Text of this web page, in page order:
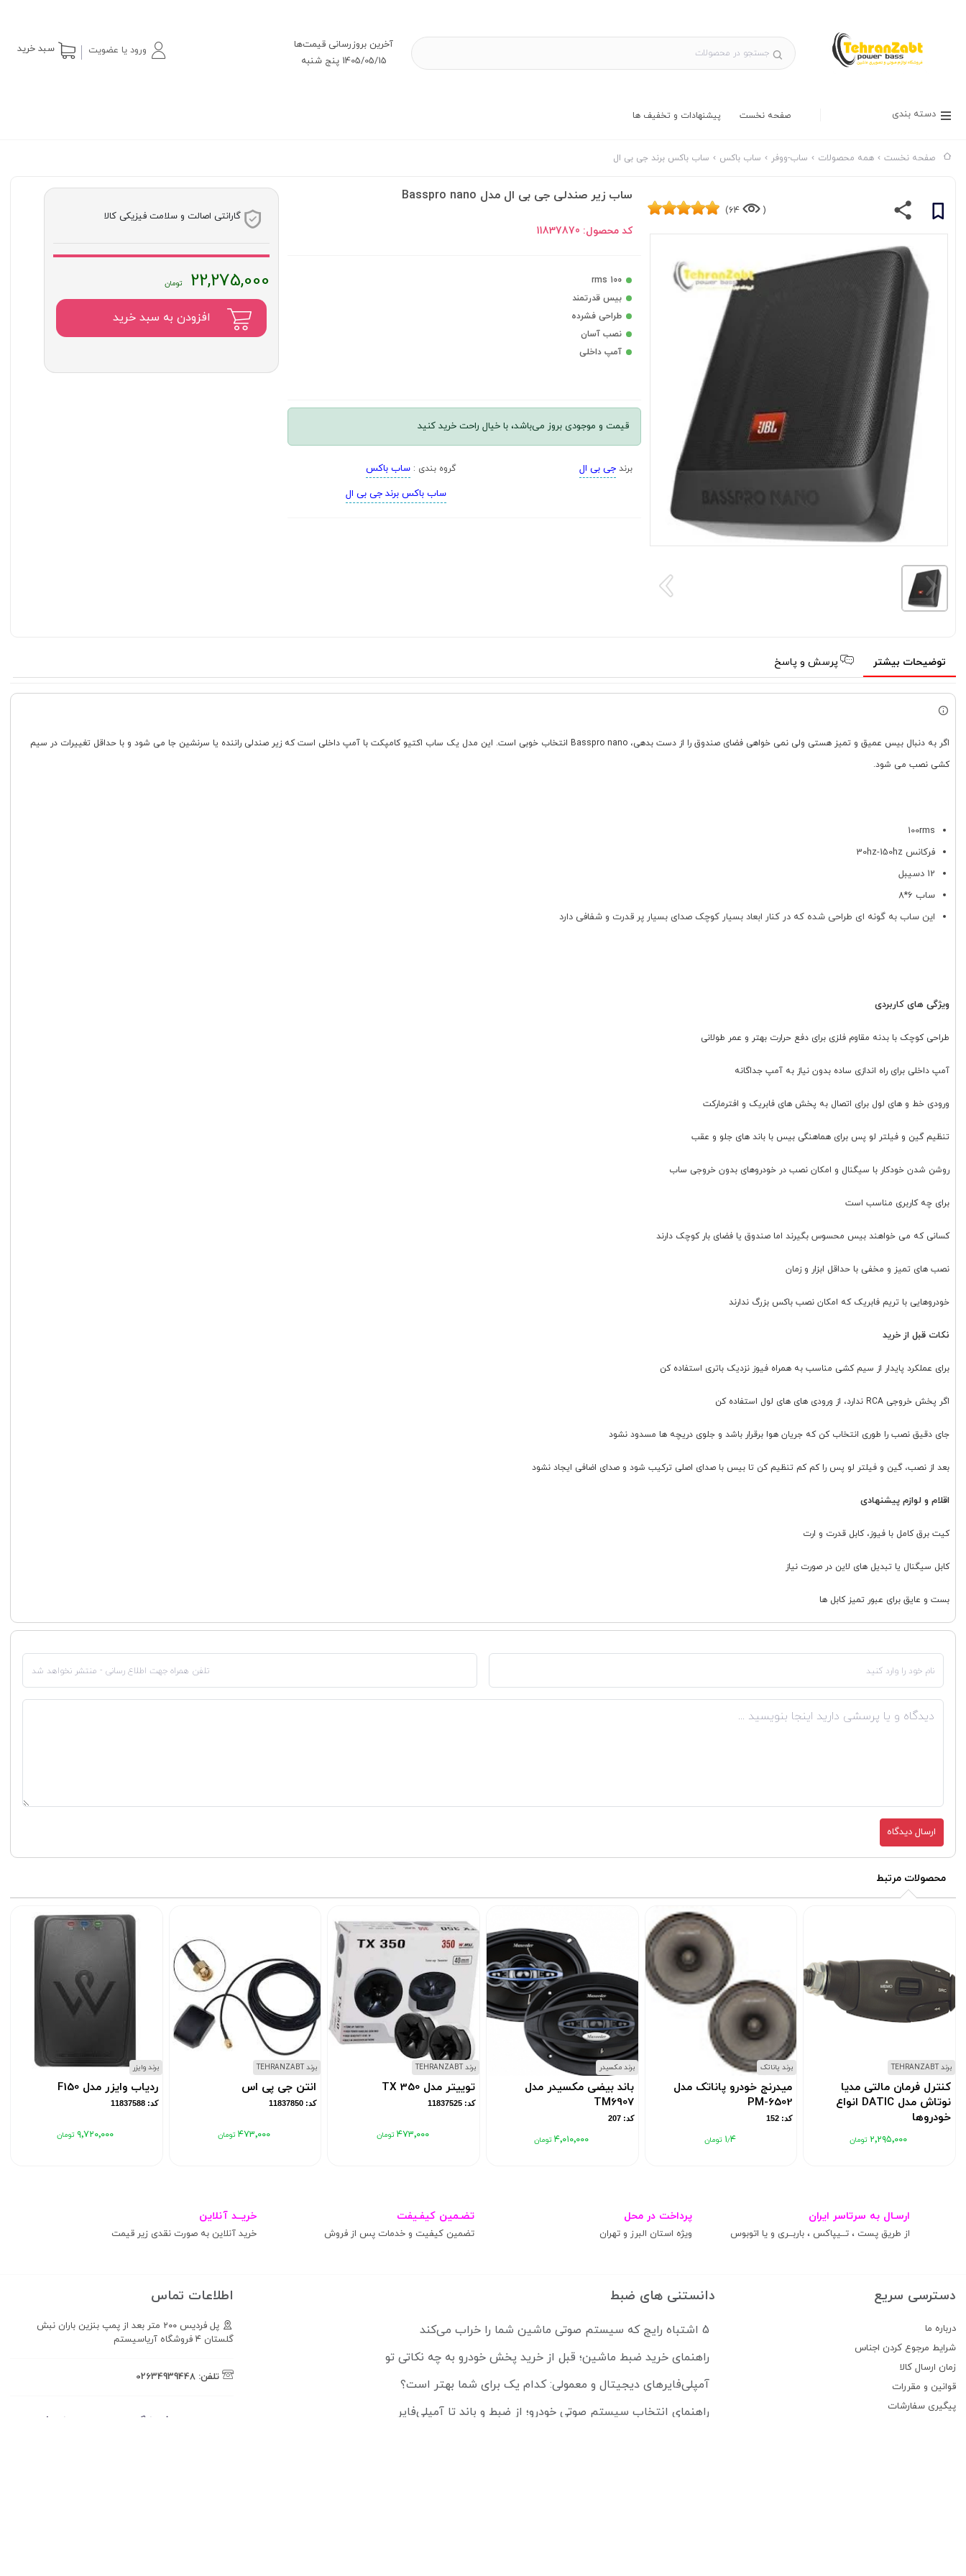
آخرین بروز‌رسانی قیمت‌ها
1405/05/15 پنج شنبه
ورود یا عضویت سبد خرید
دسته بندی صفحه نخست پیشنهادات و تخفیف ها
صفحه نخست همه محصولات ساب-ووفر ساب باکس ساب باکس برند جی بی ال
(
64)
ساب زیر صندلی جی بی ال مدل Basspro nano
کد محصول: 11837870
100 rms
بیس قدرتمند
طراحی فشرده
نصب آسان
آمپ داخلی
قیمت و موجودی بروز می‌باشد، با خیال راحت خرید کنید
برندجی بی ال گروه بندی :ساب باکس
ساب باکس برند جی بی ال
گارانتی اصالت و سلامت فیزیکی کالا
22,275,000
افزودن به سبد خرید
توضیحات بیشتر پرسش و پاسخ
اگر به دنبال بیس عمیق و تمیز هستی ولی نمی خواهی فضای صندوق را از دست بدهی، Basspro nano انتخاب خوبی است. این مدل یک ساب اکتیو کامپکت با آمپ داخلی است که زیر صندلی راننده یا سرنشین جا می شود و با حداقل تغییرات در سیم
کشی نصب می شود.
100rms
فرکانس 30hz-150hz
12 دسیبل
ساب 6*8
این ساب به گونه ای طراحی شده که در کنار ابعاد بسیار کوچک صدای بسیار پر قدرت و شفافی دارد
ویژگی های کاربردی
طراحی کوچک با بدنه مقاوم فلزی برای دفع حرارت بهتر و عمر طولانی
آمپ داخلی برای راه اندازی ساده بدون نیاز به آمپ جداگانه
ورودی خط و های لول برای اتصال به پخش های فابریک و افترمارکت
تنظیم گین و فیلتر لو پس برای هماهنگی بیس با باند های جلو و عقب
روشن شدن خودکار با سیگنال و امکان نصب در خودروهای بدون خروجی ساب
برای چه کاربری مناسب است
کسانی که می خواهند بیس محسوس بگیرند اما صندوق یا فضای بار کوچک دارند
نصب های تمیز و مخفی با حداقل ابزار و زمان
خودروهایی با تریم فابریک که امکان نصب باکس بزرگ ندارند
نکات قبل از خرید
برای عملکرد پایدار از سیم کشی مناسب به همراه فیوز نزدیک باتری استفاده کن
اگر پخش خروجی RCA ندارد، از ورودی های های لول استفاده کن
جای دقیق نصب را طوری انتخاب کن که جریان هوا برقرار باشد و جلوی دریچه ها مسدود نشود
بعد از نصب، گین و فیلتر لو پس را کم کم تنظیم کن تا بیس با صدای اصلی ترکیب شود و صدای اضافی ایجاد نشود
اقلام و لوازم پیشنهادی
کیت برق کامل با فیوز، کابل قدرت و ارت
کابل سیگنال یا تبدیل های لاین در صورت نیاز
بست و عایق برای عبور تمیز کابل ها
ارسال دیدگاه
محصولات مرتبط
برند TEHRANZABT
کنترل فرمان مالتی مدیا
نوتاش مدل DATIC انواع
خودروها
۲٬۲۹۵٬۰۰۰
برند پاناتک
میدرنج خودرو پاناتک مدل
PM-6502
کد: 152
۱٫۴
برند مکسیدر
باند بیضی مکسیدر مدل
TM6907
کد: 207
۴٬۰۱۰٬۰۰۰
برند TEHRANZABT
توییتر مدل TX 350
کد: 11837525
۴۷۳٬۰۰۰
برند TEHRANZABT
انتن جی پی اس
کد: 11837850
۴۷۳٬۰۰۰
برند وایزر
ردیاب وایزر مدل F150
کد: 11837588
۹٬۷۲۰٬۰۰۰
ارسـال به سرتاسر ایران
از طریق پست ، تــیپاکس ، باربــری و یا اتوبوس
پرداخت در محل
ویژه استان البرز و تهران
تضـمین کیفـیفت
تضمین کیفیت و خدمات پس از فروش
خریــد آنلاین
خرید آنلاین به صورت نقدی زیر قیمت
دسترسی سریع
درباره ما
شرایط مرجوع کردن اجناس
زمان ارسال کالا
قوانین و مقررات
پیگیری سفارشات
دانستنی های ضبط
5 اشتباه رایج که سیستم صوتی ماشین شما را خراب می‌کند
راهنمای خرید ضبط ماشین؛ قبل از خرید پخش خودرو به چه نکاتی تو
آمپلی‌فایرهای دیجیتال و معمولی: کدام یک برای شما بهتر است؟
راهنمای انتخاب سیستم صوتی خودرو؛ از ضبط و باند تا آمپلی‌فایر
اطلاعات تماس
پل فردیس ۲۰۰ متر بعد از پمپ بنزین باران نبش
گلستان ۴ فروشگاه آریاسیستم
تلفن: 02634939448
همراه فروشگاه تهران ضبط باشید!